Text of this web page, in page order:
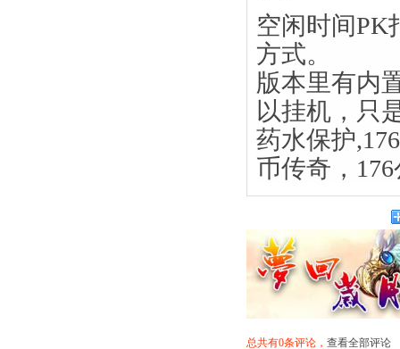
空闲时间PK
方式。
版本里有内
以挂机，只
药水保护
币传奇，
总共有0条评论， 查看全部评论